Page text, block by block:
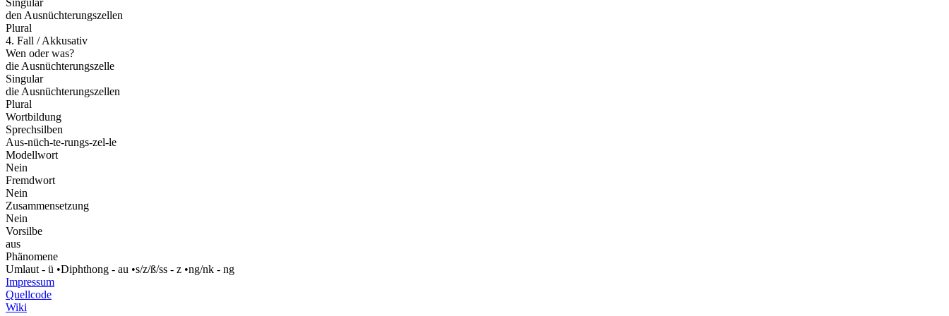
den Ausnüchterungszellen
Plural
4. Fall / Akkusativ
Wen oder was?
die Ausnüchterungszelle
Singular
die Ausnüchterungszellen
Plural
Wortbildung
Sprechsilben
Aus-nüch-te-rungs-zel-le
Modellwort
Nein
Fremdwort
Nein
Zusammensetzung
Nein
Vorsilbe
aus
Phänomene
Umlaut - ü •Diphthong - au •s/z/ß/ss - z •ng/nk - ng
Impressum
Quellcode
Wiki